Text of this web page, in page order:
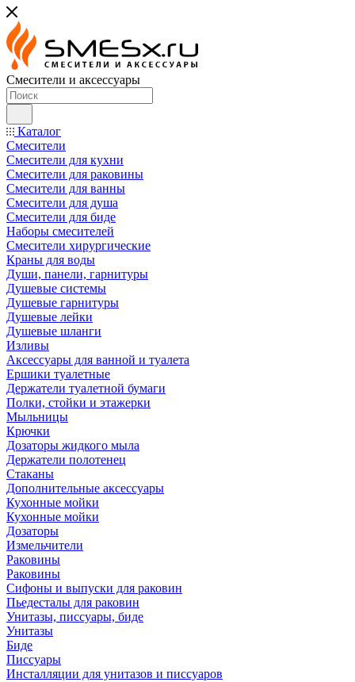
Смесители и аксессуары
Каталог
Смесители
Смесители для кухни
Смесители для раковины
Смесители для ванны
Смесители для душа
Смесители для биде
Наборы смесителей
Смесители хирургические
Краны для воды
Души, панели, гарнитуры
Душевые системы
Душевые гарнитуры
Душевые лейки
Душевые шланги
Изливы
Аксессуары для ванной и туалета
Ершики туалетные
Держатели туалетной бумаги
Полки, стойки и этажерки
Мыльницы
Крючки
Дозаторы жидкого мыла
Держатели полотенец
Стаканы
Дополнительные аксессуары
Кухонные мойки
Кухонные мойки
Дозаторы
Измельчители
Раковины
Раковины
Сифоны и выпуски для раковин
Пьедесталы для раковин
Унитазы, писсуары, биде
Унитазы
Биде
Писсуары
Инсталляции для унитазов и писсуаров